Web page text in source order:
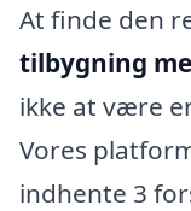
At finde den
tilbygning
ikke at være
Vores
indhente 3